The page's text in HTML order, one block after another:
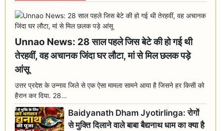
Unnao News: 28 साल पहले जिस बेटे की हो गई थी
तेरहवीं, वह अचानक जिंदा घर लौटा, मां से मिल छलक पड़े
आंसू
उत्तर प्रदेश के उन्नाव जिले से एक ऐसा मामला सामने आया है जिसने हर किसी को
हैरान कर दिया. 28...
Baidyanath Dham Jyotirlinga: रोगों
से मुक्ति दिलाने वाले बाबा बैद्यनाथ धाम का क्या है